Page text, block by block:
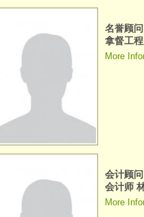
名誉顾问
拿督工
More
会计顾问
会计师
More